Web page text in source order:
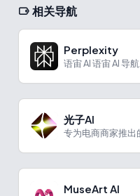
相关导航
Perplexity
光子AI
MuseArt AI